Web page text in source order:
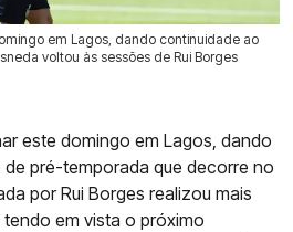
em Lagos, dando continuidade ao
voltou às sessões de Rui Borges
este domingo em Lagos, dando
pré-temporada que decorre no
por Rui Borges realizou mais
em vista o próximo